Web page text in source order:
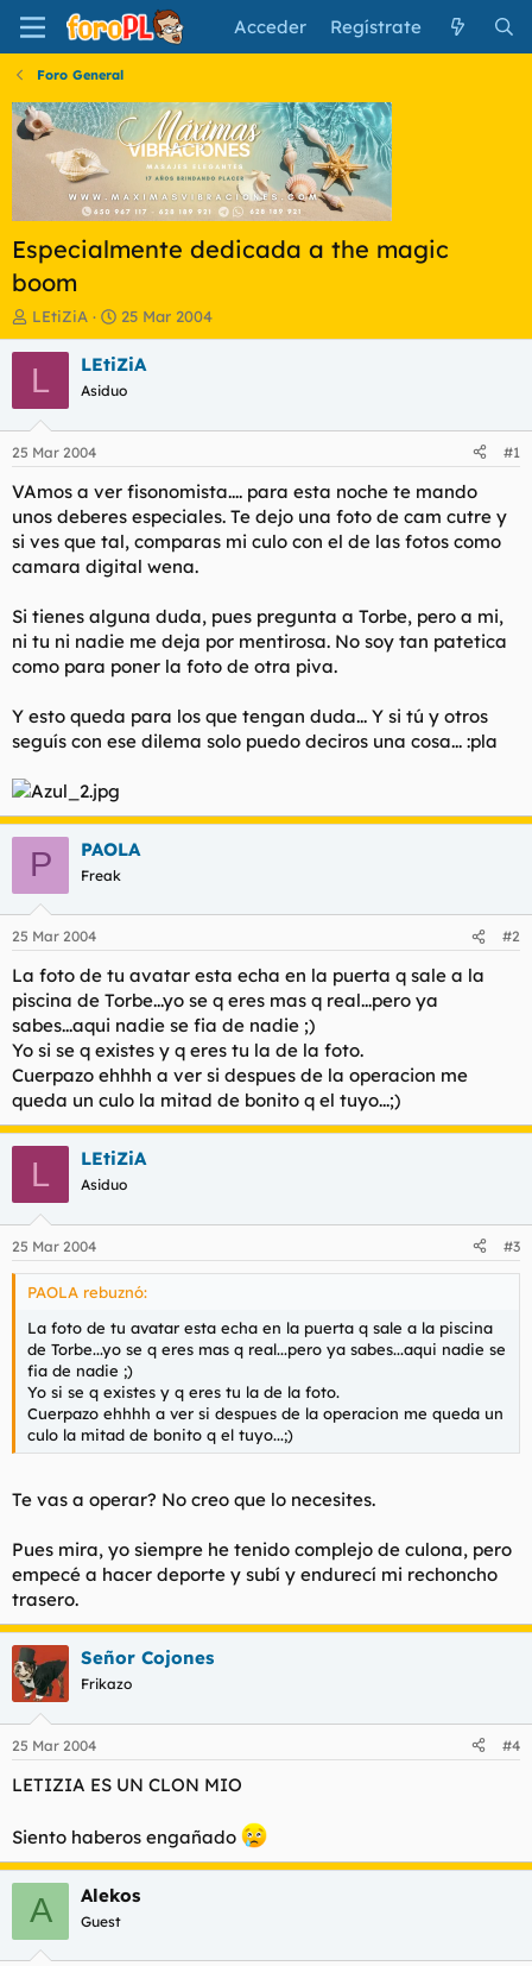
Acceder Regístrate
Foro General
Especialmente dedicada a the magic
boom
I
n
i
a
d
o
r
e
l
t
m
a
LEtiZiA
F
e
c
a
i
n
c
i
o
25 Mar 2004
L LEtiZiA
Asiduo
25 Mar 2004 #1
VAmos a ver fisonomista.... para esta noche te mando
unos deberes especiales. Te dejo una foto de cam cutre y
si ves que tal, comparas mi culo con el de las fotos como
camara digital wena.
Si tienes alguna duda, pues pregunta a Torbe, pero a mi,
ni tu ni nadie me deja por mentirosa. No soy tan patetica
como para poner la foto de otra piva.
Y esto queda para los que tengan duda... Y si tú y otros
seguís con ese dilema solo puedo deciros una cosa... :pla
P PAOLA
Freak
25 Mar 2004 #2
La foto de tu avatar esta echa en la puerta q sale a la
piscina de Torbe...yo se q eres mas q real...pero ya
sabes...aqui nadie se fia de nadie ;)
Yo si se q existes y q eres tu la de la foto.
Cuerpazo ehhhh a ver si despues de la operacion me
queda un culo la mitad de bonito q el tuyo...;)
L LEtiZiA
Asiduo
25 Mar 2004 #3
PAOLA rebuznó:
La foto de tu avatar esta echa en la puerta q sale a la piscina
de Torbe...yo se q eres mas q real...pero ya sabes...aqui nadie se
fia de nadie ;)
Yo si se q existes y q eres tu la de la foto.
Cuerpazo ehhhh a ver si despues de la operacion me queda un
culo la mitad de bonito q el tuyo...;)
Te vas a operar? No creo que lo necesites.
Pues mira, yo siempre he tenido complejo de culona, pero
empecé a hacer deporte y subí y endurecí mi rechoncho
trasero.
Señor Cojones
Frikazo
25 Mar 2004 #4
LETIZIA ES UN CLON MIO
Siento haberos engañado
A Alekos
Guest